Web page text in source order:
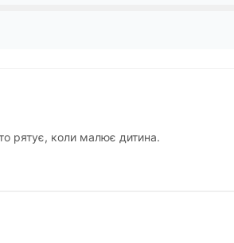
рятує, коли малює дитина.